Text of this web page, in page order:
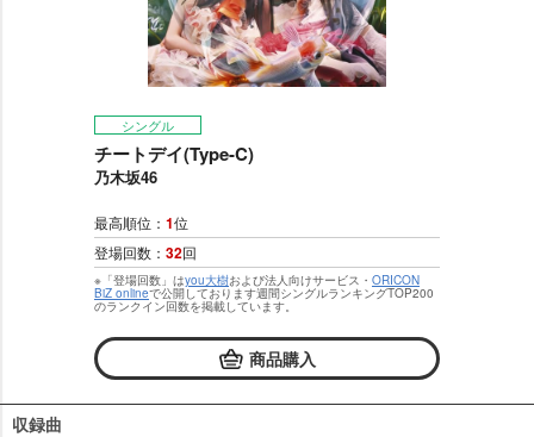
シングル
チートデイ(Type-C)
乃木坂46
最高順位： 1位
登場回数： 32回
※「登場回数」はyou大樹および法人向けサービス・ ORICON
BiZ onlineで公開しております週間シングルランキングTOP200
のランクイン回数を掲載しています。
商品購入
収録曲